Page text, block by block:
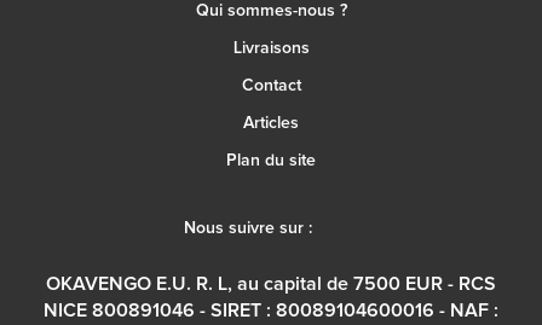
Qui sommes-nous ?
Livraisons
Contact
Articles
Plan du site
Nous suivre sur :
OKAVENGO E.U. R. L, au capital de 7500 EUR - RCS
NICE 800891046 - SIRET : 80089104600016 - NAF :